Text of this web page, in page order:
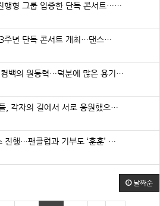
행형 그룹 입증한 단독 콘서트……
주년 단독 콘서트 개최⋯댄스…
백의 원동력…덕분에 많은 용기…
, 각자의 길에서 서로 응원했으…
진행…팬클럽과 기부도 ‘훈훈’ …
날짜순